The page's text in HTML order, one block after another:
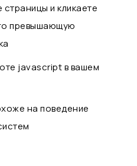
и кликаете
превышающую
javascript в вашем
на поведение